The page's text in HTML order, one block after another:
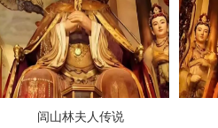
闾山林夫人传说